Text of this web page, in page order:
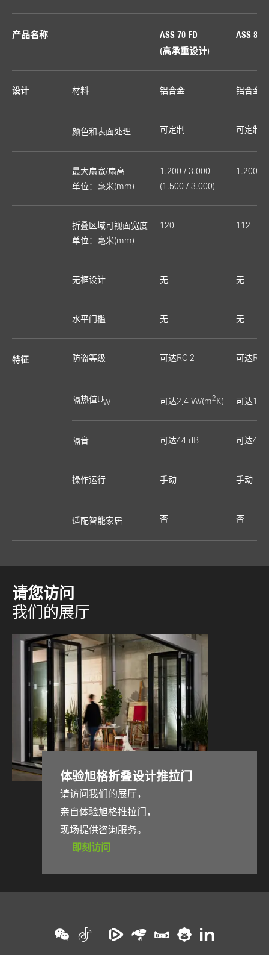
产品名称
ASS 70 FD
(高承重设计)
ASS 80
设计 材料 铝合金 铝合金
颜色和表面处理 可定制 可定制
最大扇宽/扇高
单位：毫米(mm)
1.200 / 3.000
(1.500 / 3.000)
1.200 /
折叠区域可视面宽度
单位：毫米(mm)
120 112
无框设计 无 无
水平门槛 无 无
特征 防盗等级 可达RC 2 可达RC
隔热值UW 可达2,4 W/(m2K) 可达1,3
隔音 可达44 dB 可达47
操作运行 手动 手动
适配智能家居 否 否
请您访问
我们的展厅
体验旭格折叠设计推拉门
请访问我们的展厅，
亲自体验旭格推拉门，
现场提供咨询服务。
即刻访问